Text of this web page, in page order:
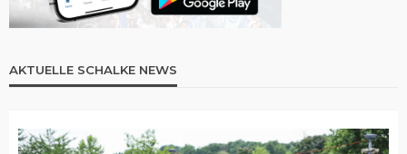
AKTUELLE SCHALKE NEWS